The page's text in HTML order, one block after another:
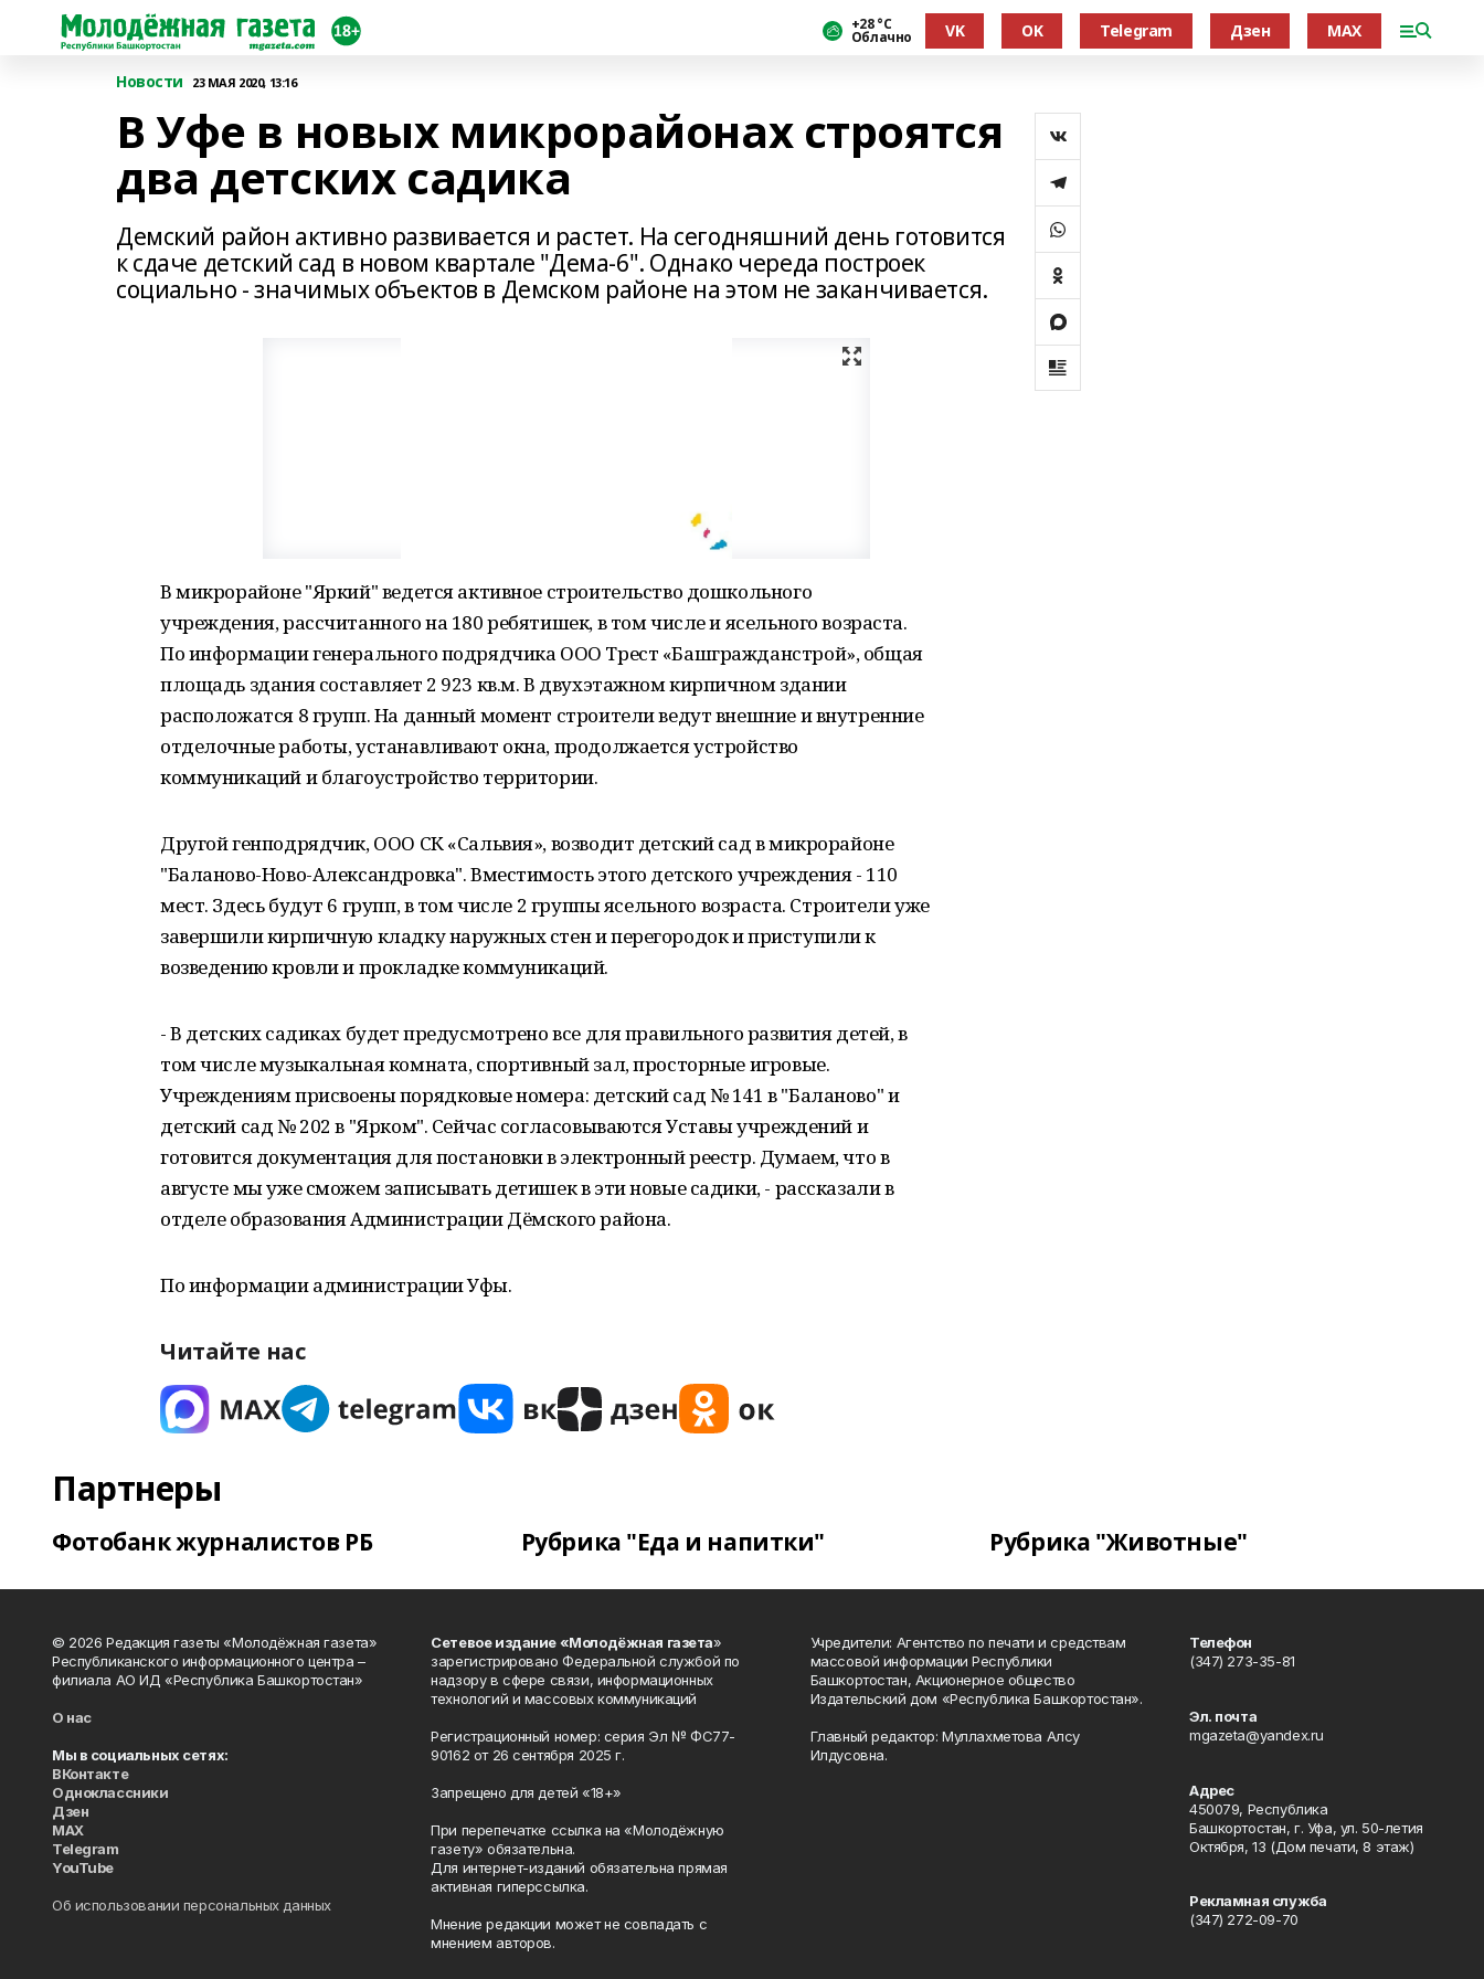
+28 °С
Облачно VK OK Telegram Дзен MAX
Новости 23 МАЯ 2020, 13:16
В Уфе в новых микрорайонах строятся
два детских садика
Демский район активно развивается и растет. На сегодняшний день готовится
к сдаче детский сад в новом квартале "Дема-6". Однако череда построек
социально - значимых объектов в Демском районе на этом не заканчивается.
В микрорайоне "Яркий" ведется активное строительство дошкольного
учреждения, рассчитанного на 180 ребятишек, в том числе и ясельного возраста.
По информации генерального подрядчика ООО Трест «Башгражданстрой», общая
площадь здания составляет 2 923 кв.м. В двухэтажном кирпичном здании
расположатся 8 групп. На данный момент строители ведут внешние и внутренние
отделочные работы, устанавливают окна, продолжается устройство
коммуникаций и благоустройство территории.
Другой генподрядчик, ООО СК «Сальвия», возводит детский сад в микрорайоне
"Баланово-Ново-Александровка". Вместимость этого детского учреждения - 110
мест. Здесь будут 6 групп, в том числе 2 группы ясельного возраста. Строители уже
завершили кирпичную кладку наружных стен и перегородок и приступили к
возведению кровли и прокладке коммуникаций.
- В детских садиках будет предусмотрено все для правильного развития детей, в
том числе музыкальная комната, спортивный зал, просторные игровые.
Учреждениям присвоены порядковые номера: детский сад № 141 в "Баланово" и
детский сад № 202 в "Ярком". Сейчас согласовываются Уставы учреждений и
готовится документация для постановки в электронный реестр. Думаем, что в
августе мы уже сможем записывать детишек в эти новые садики, - рассказали в
отделе образования Администрации Дёмского района.
По информации администрации Уфы.
Читайте нас
Партнеры
Фотобанк журналистов РБ Рубрика "Еда и напитки" Рубрика "Животные"
© 2026 Редакция газеты «Молодёжная газета»
Республиканского информационного центра –
филиала АО ИД «Республика Башкортостан»
О нас
Мы в социальных сетях:
ВКонтакте
Одноклассники
Дзен
MAX
Telegram
YouTube
Об использовании персональных данных
Сетевое издание «Молодёжная газета»
зарегистрировано Федеральной службой по
надзору в сфере связи, информационных
технологий и массовых коммуникаций
Регистрационный номер: серия Эл № ФС77-
90162 от 26 сентября 2025 г.
Запрещено для детей «18+»
При перепечатке ссылка на «Молодёжную
газету» обязательна.
Для интернет-изданий обязательна прямая
активная гиперссылка.
Мнение редакции может не совпадать с
мнением авторов.
Учредители: Агентство по печати и средствам
массовой информации Республики
Башкортостан, Акционерное общество
Издательский дом «Республика Башкортостан».
Главный редактор: Муллахметова Алсу
Илдусовна.
Телефон
(347) 273-35-81
Эл. почта
mgazeta@yandex.ru
Адрес
450079, Республика
Башкортостан, г. Уфа, ул. 50-летия
Октября, 13 (Дом печати, 8 этаж)
Рекламная служба
(347) 272-09-70